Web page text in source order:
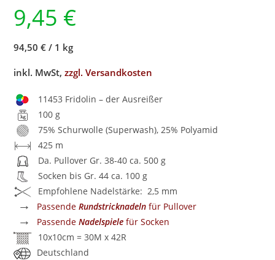
9,45 €
94,50 € / 1 kg
inkl. MwSt,zzgl. Versandkosten
11453 Fridolin – der Ausreißer
100 g
75% Schurwolle (Superwash), 25% Polyamid
425 m
Da. Pullover Gr. 38-40 ca. 500 g
Socken bis Gr. 44 ca. 100 g
Empfohlene Nadelstärke: 2,5 mm
→ PassendeRundstricknadeln für Pullover
→ PassendeNadelspiele für Socken
10x10cm = 30M x 42R
Deutschland